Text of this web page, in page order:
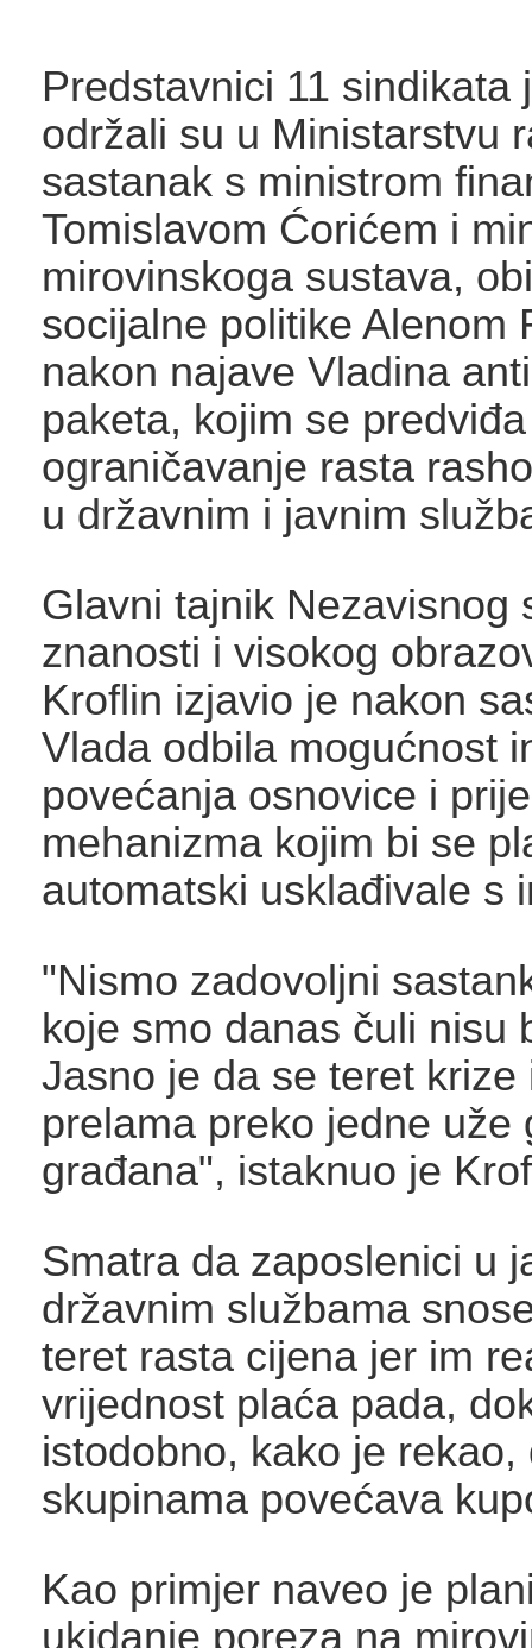
Predstavnici 11 sindikata
održali su u Ministarstvu
sastanak s ministrom
Tomislavom Ćorićem i
mirovinskoga sustava,
socijalne politike Alenom
nakon najave Vladina
paketa, kojim se predviđa
ograničavanje rasta
u državnim i javnim
Glavni tajnik Nezavisnog
znanosti i visokog
Kroflin izjavio je nakon
Vlada odbila mogućnost
povećanja osnovice i
mehanizma kojim bi se
automatski usklađivale s
"Nismo zadovoljni
koje smo danas čuli nisu
Jasno je da se teret krize
prelama preko jedne uže
građana", istaknuo je
Smatra da zaposlenici u
državnim službama
teret rasta cijena jer im
vrijednost plaća pada,
istodobno, kako je rekao,
skupinama povećava
Kao primjer naveo je
ukidanje poreza na